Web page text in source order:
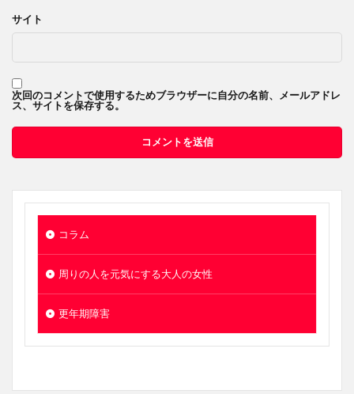
サイト
次回のコメントで使用するためブラウザーに自分の名前、メールアドレ
ス、サイトを保存する。
コラム
周りの人を元気にする大人の女性
更年期障害